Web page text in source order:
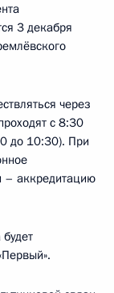
3 декабря
через
с 8:30
до 10:30). При
– аккредитацию